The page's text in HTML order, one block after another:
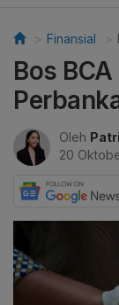
Finansial
Bos
Oleh
20